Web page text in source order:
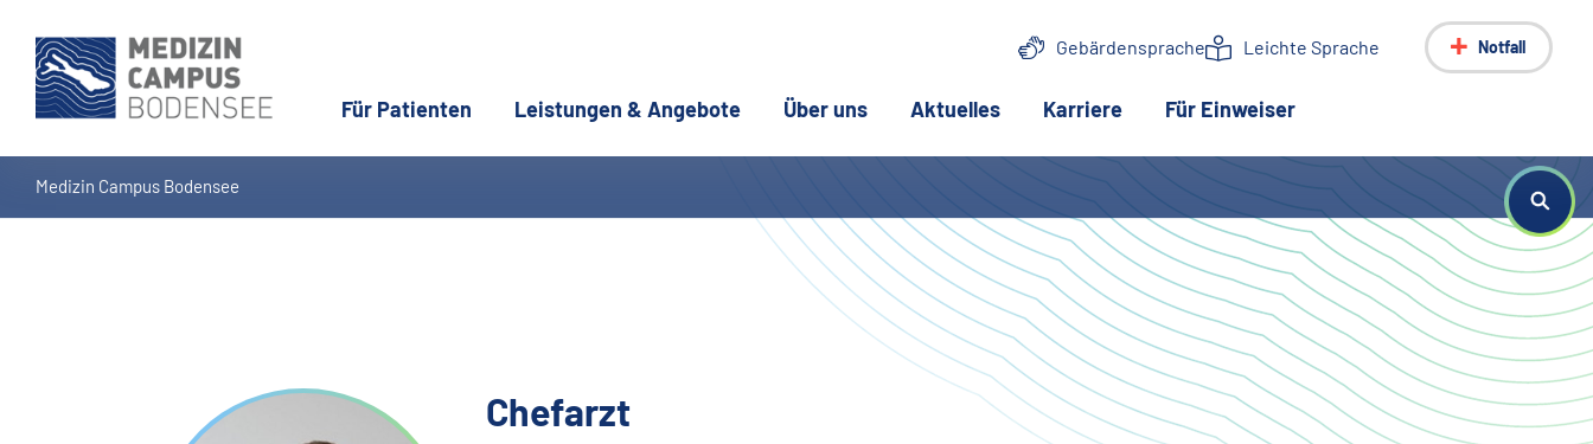
Für Patienten Leistungen & Angebote Über uns Aktuelles Karriere Für Einweiser
Notfall
Gebärdensprache Leichte Sprache
Medizin Campus Bodensee
Chefarzt